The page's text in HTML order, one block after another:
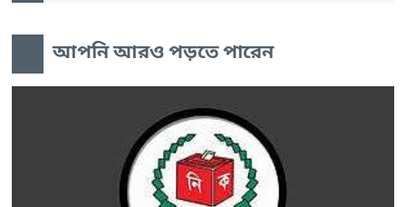
আপনি আরও পড়তে পারেন